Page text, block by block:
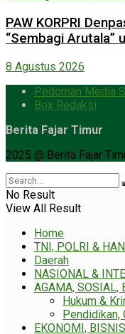
PAW KORPRI
“Sembagi Arutala”
8 Agustus 2026
Pedoman Media
Box Redaksi
Berita Fajar Timur
2025 @ Berita Fajar
No Result
View All Result
Home
TNI, POLRI &
Daerah
NASIONAL &
AGAMA, SOSIAL,
Hukum &
Pendidikan,
EKONOMI,